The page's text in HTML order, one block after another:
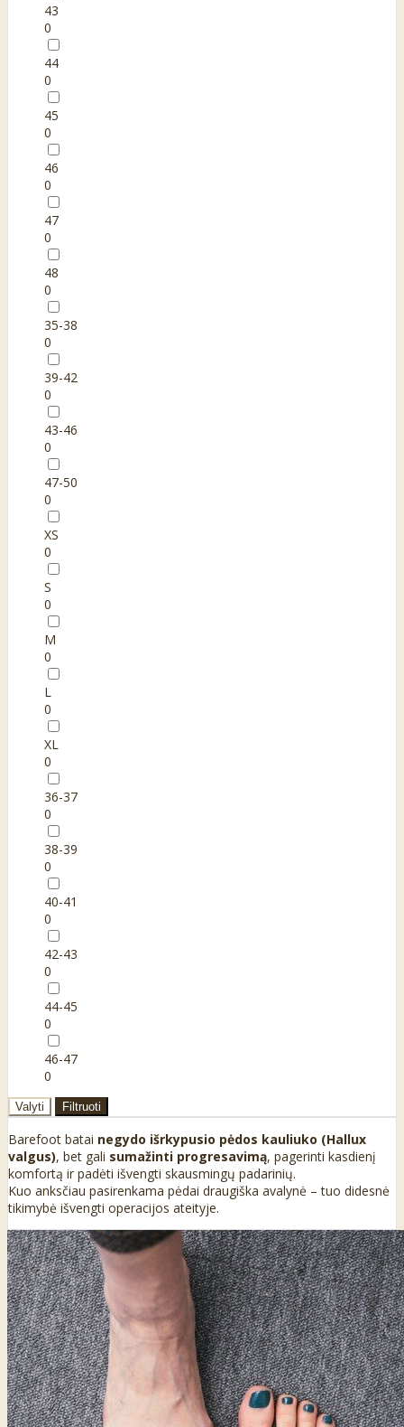
43
0
44
0
45
0
46
0
47
0
48
0
35-38
0
39-42
0
43-46
0
47-50
0
XS
0
S
0
M
0
L
0
XL
0
36-37
0
38-39
0
40-41
0
42-43
0
44-45
0
46-47
0
Valyti Filtruoti
Barefoot batai negydo išrkypusio pėdos kauliuko (Hallux
valgus), bet gali sumažinti progresavimą, pagerinti kasdienį
komfortą ir padėti išvengti skausmingų padarinių.
Kuo anksčiau pasirenkama pėdai draugiška avalynė – tuo didesnė
tikimybė išvengti operacijos ateityje.